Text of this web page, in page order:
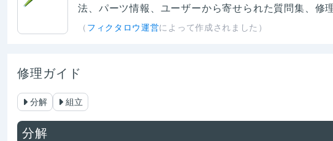
法、パーツ情報、ユーザーから寄せられた質問集、修
（ フィクタロウ運営によって作成されました）
修理ガイド
分解 組立
分解